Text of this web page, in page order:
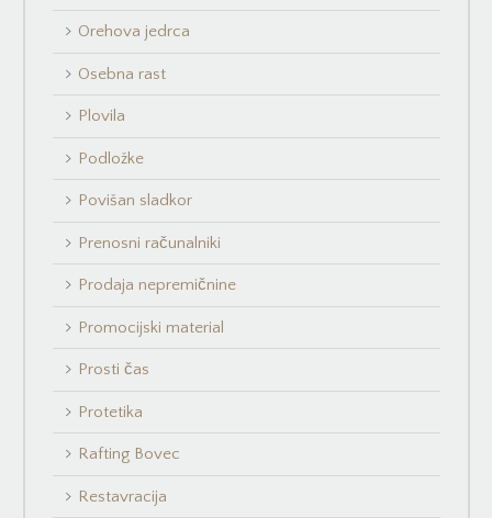
Orehova jedrca
Osebna rast
Plovila
Podložke
Povišan sladkor
Prenosni računalniki
Prodaja nepremičnine
Promocijski material
Prosti čas
Protetika
Rafting Bovec
Restavracija